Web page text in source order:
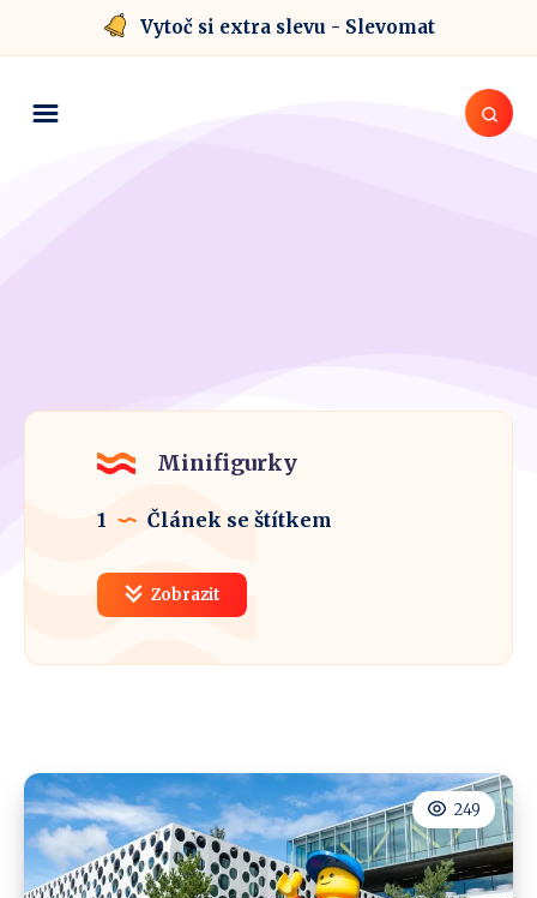
Vytoč si extra slevu - Slevomat
Minifigurky
1 Článek se štítkem
Zobrazit
249